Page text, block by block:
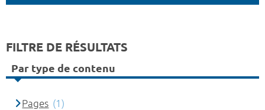
FILTRE DE RÉSULTATS
Par type de contenu
Pages (1)